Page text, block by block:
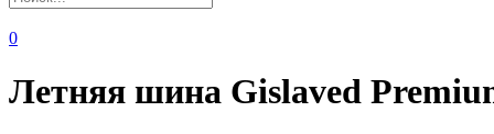
0
Летняя шина Gislaved